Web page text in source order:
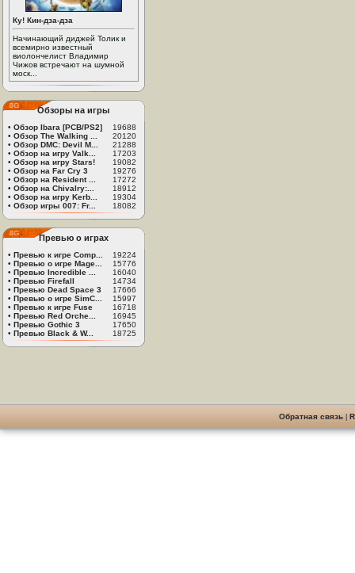
Ку! Кин-дза-дза
Начинающий диджей Толик и
всемирно известный
виолончелист Владимир
Чижов встречают на шумной
моск...
Обзоры на игры
• Обзор Ibara [PCB/PS2]
19688
• Обзор The Walking ...
20120
• Обзор DMC: Devil M...
21288
• Обзор на игру Valk...
17203
• Обзор на игру Stars!
19082
• Обзор на Far Cry 3
19276
• Обзор на Resident ...
17272
• Обзор на Chivalry:...
18912
• Обзор на игру Kerb...
19304
• Обзор игры 007: Fr... 18082
Превью о играх
• Превью к игре Comp...
19224
• Превью о игре Mage...
15776
• Превью Incredible ...
16040
• Превью Firefall
14734
• Превью Dead Space 3
17666
• Превью о игре SimC...
15997
• Превью к игре Fuse
16718
• Превью Red Orche...
16945
• Превью Gothic 3
17650
• Превью Black & W... 18725
Обратная связь